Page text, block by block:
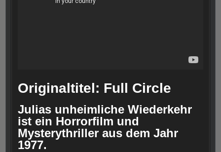
Originaltitel: Full Circle
Julias unheimliche Wiederkehr
ist ein Horrorfilm und
Mysterythriller aus dem Jahr
1977.